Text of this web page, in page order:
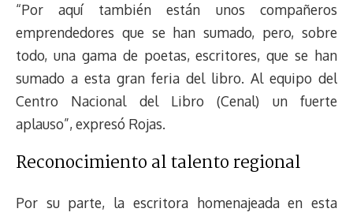
“Por aquí también están unos compañeros
emprendedores que se han sumado, pero, sobre
todo, una gama de poetas, escritores, que se han
sumado a esta gran feria del libro. Al equipo del
Centro Nacional del Libro (Cenal) un fuerte
aplauso”, expresó Rojas.
Reconocimiento al talento regional
Por su parte, la escritora homenajeada en esta